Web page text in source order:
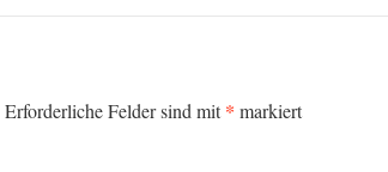
Erforderliche Felder sind mit* markiert